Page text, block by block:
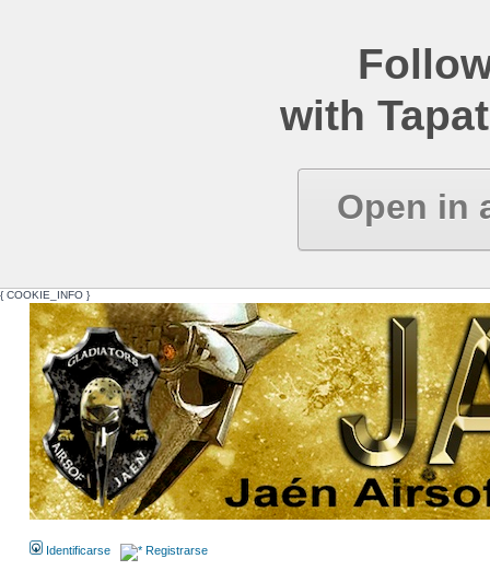
with
Open in
{ COOKIE_INFO }
Identificarse Registrarse